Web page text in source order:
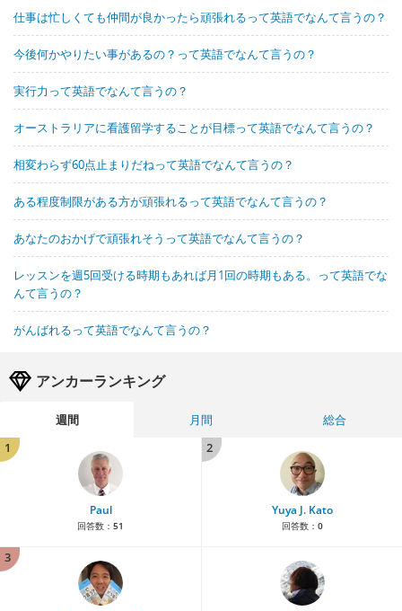
仕事は忙しくても仲間が良かったら頑張れるって英語でなんて言うの？
今後何かやりたい事があるの？って英語でなんて言うの？
実行力って英語でなんて言うの？
オーストラリアに看護留学することが目標って英語でなんて言うの？
相変わらず60点止まりだねって英語でなんて言うの？
ある程度制限がある方が頑張れるって英語でなんて言うの？
あなたのおかげで頑張れそうって英語でなんて言うの？
レッスンを週5回受ける時期もあれば月1回の時期もある。って英語でな
んて言うの？
がんばれるって英語でなんて言うの？
アンカーランキング
週間 月間
総合
1
Paul
回答数： 51
2
Yuya J. Kato
回答数： 0
3